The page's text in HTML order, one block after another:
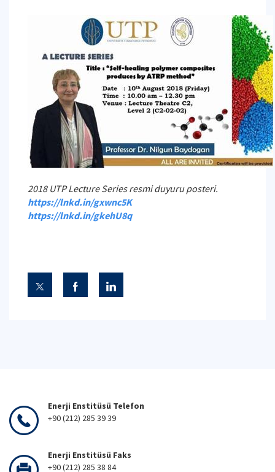
2018 UTP Lecture Series resmi duyuru posteri.
https://lnkd.in/gxwnc5K
https://lnkd.in/gkehU8q
Enerji Enstitüsü Telefon
+90 (212) 285 39 39
Enerji Enstitüsü Faks
+90 (212) 285 38 84